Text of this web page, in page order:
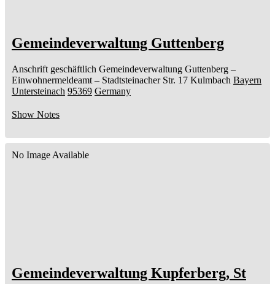
Gemeindeverwaltung Guttenberg
Anschrift geschäftlich Gemeindeverwaltung Guttenberg –
Einwohnermeldeamt – Stadtsteinacher Str. 17 Kulmbach Bayern
Untersteinach 95369 Germany
Show Notes
No Image Available
Gemeindeverwaltung Kupferberg, St